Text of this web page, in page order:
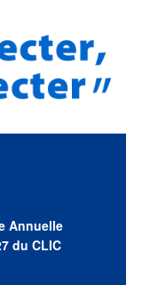
Annuelle
du CLIC